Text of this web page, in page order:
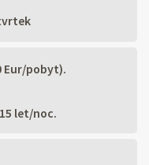
Eur/pobyt).
let/noc.